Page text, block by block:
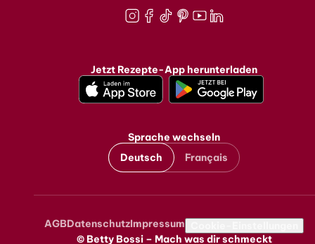
Jetzt Rezepte-App herunterladen
Sprache wechseln
Deutsch
Français
Metanavigation
AGBDatenschutzImpressum
© Betty Bossi – Mach was dir schmeckt